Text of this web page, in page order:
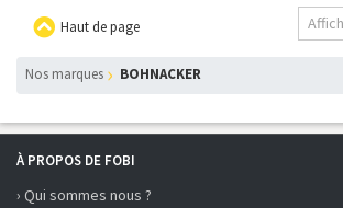
Haut de page
Nos marques BOHNACKER
À PROPOS DE FOBI
› Qui sommes nous ?